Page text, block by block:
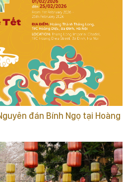
đán Bính Ngọ tại Hoàng